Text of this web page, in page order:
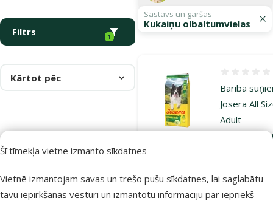
Šī tīmekļa vietne izmanto sīkdatnes
Vietnē izmantojam savas un trešo pušu sīkdatnes, lai saglabātu
tavu iepirkšanās vēsturi un izmantotu informāciju par iepriekš
Filtrs 1
Sastāvs un garšas
Kukaiņu olbaltumvielas
Kārtot pēc
Barība
Josera All
Adult
Cena
71,98 €
Cena par